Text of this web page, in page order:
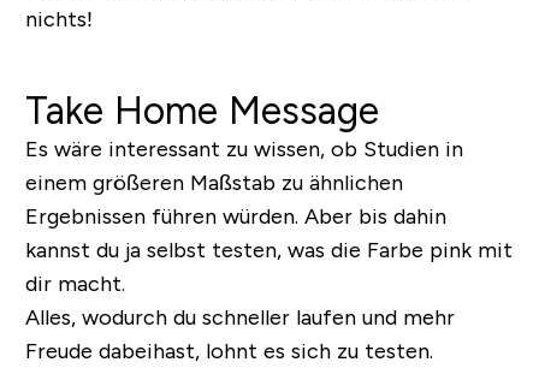
nichts!
Take Home Message
Es wäre interessant zu wissen, ob Studien in
einem größeren Maßstab zu ähnlichen
Ergebnissen führen würden. Aber bis dahin
kannst du ja selbst testen, was die Farbe pink mit
dir macht.
Alles, wodurch du schneller laufen und mehr
Freude dabeihast, lohnt es sich zu testen.